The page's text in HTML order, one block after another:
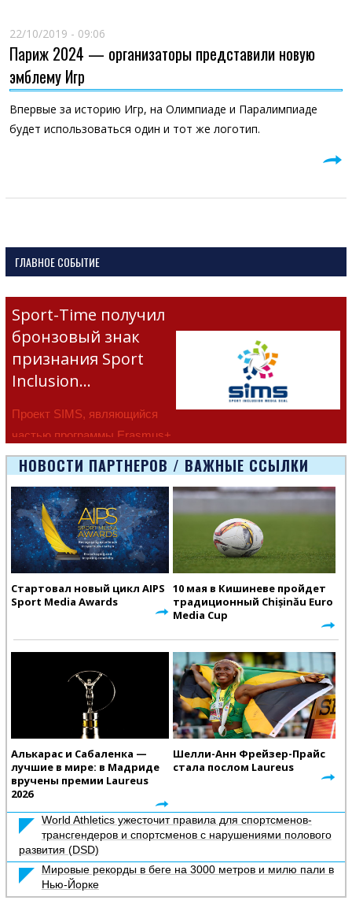
22/10/2019 - 09:06
Париж 2024 — организаторы представили новую
эмблему Игр
Впервые за историю Игр, на Олимпиаде и Паралимпиаде
будет использоваться один и тот же логотип.
ГЛАВНОЕ СОБЫТИЕ
Sport-Time получил
бронзовый знак
признания Sport
Inclusion…
Проект SIMS, являющийся
частью программы Erasmus+
Европейско
НОВОСТИ ПАРТНЕРОВ / ВАЖНЫЕ ССЫЛКИ
Стартовал новый цикл AIPS
Sport Media Awards
10 мая в Кишиневе пройдет
традиционный Chișinău Euro
Media Cup
Алькарас и Сабаленка —
лучшие в мире: в Мадриде
вручены премии Laureus
2026
Шелли-Анн Фрейзер-Прайс
стала послом Laureus
World Athletics ужесточит правила для спортсменов-
трансгендеров и спортсменов с нарушениями полового
развития (DSD)
Мировые рекорды в беге на 3000 метров и милю пали в
Нью-Йорке